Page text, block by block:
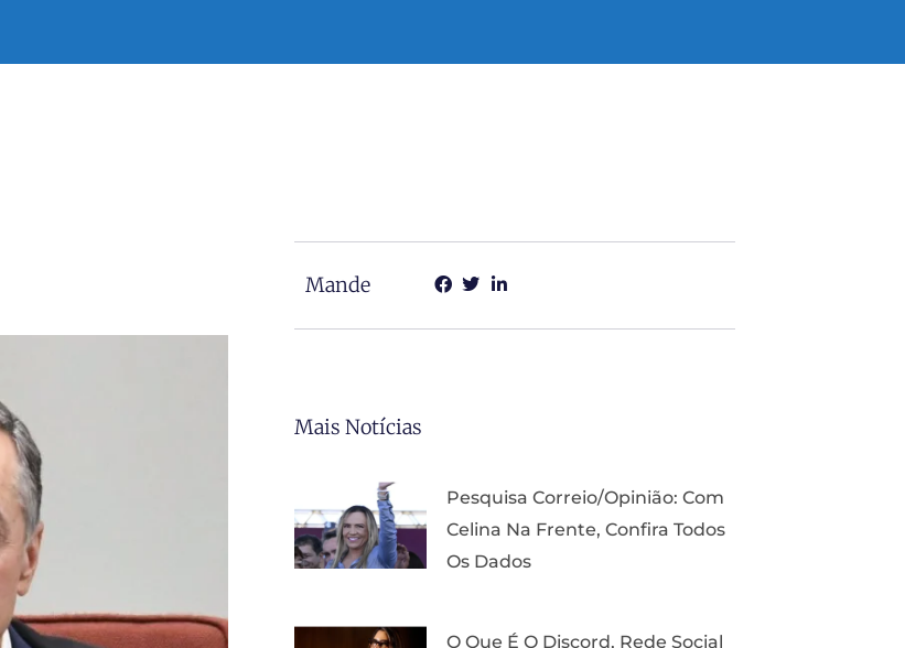
Mande
Mais Notícias
Pesquisa Correio/Opinião: Com
Celina Na Frente, Confira Todos
Os Dados
O Que É O Discord, Rede Social